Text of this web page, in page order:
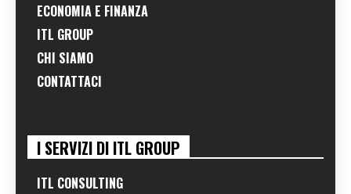
ECONOMIA E FINANZA
ITL GROUP
CHI SIAMO
CONTATTACI
I SERVIZI DI ITL GROUP
ITL CONSULTING